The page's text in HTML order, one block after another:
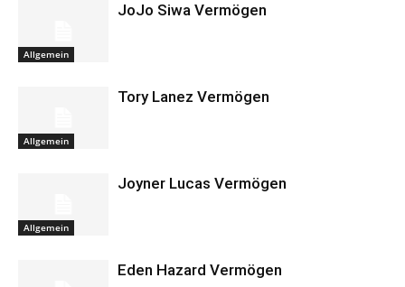
Allgemein
JoJo Siwa Vermögen
Allgemein
Tory Lanez Vermögen
Allgemein
Joyner Lucas Vermögen
Eden Hazard Vermögen